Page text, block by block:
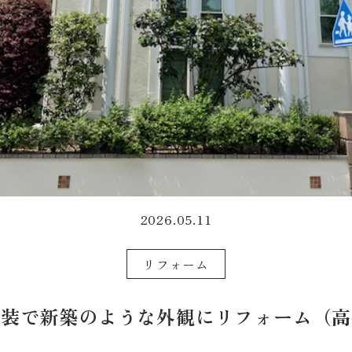
2026.05.11
リフォーム
で新築のような外観にリフォーム（